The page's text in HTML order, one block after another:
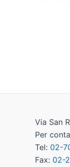
Via San
Per
Tel: 02-
Fax: 02-